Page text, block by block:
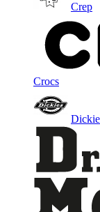
Crep
Crocs